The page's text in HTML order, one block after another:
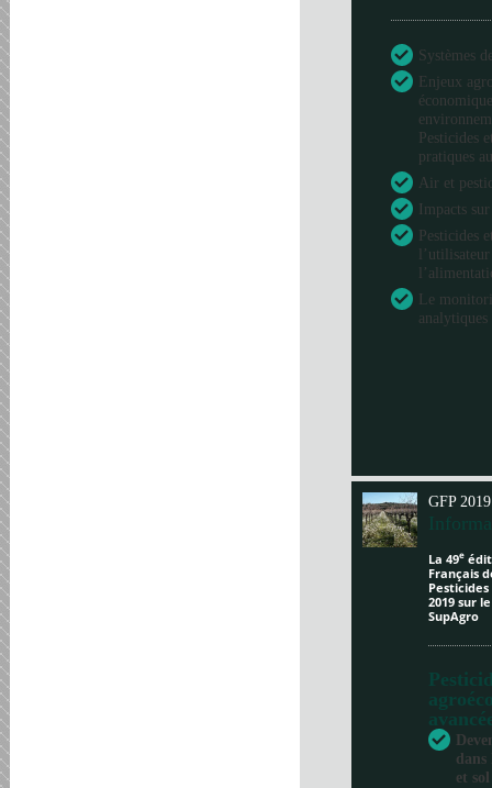
Systèmes
Enjeux
Pesticides
pratiques
Air et
Impacts
Pesticides
Le
GFP 2019
La 49e
Français
2019 sur
SupAgro
dans
et sol